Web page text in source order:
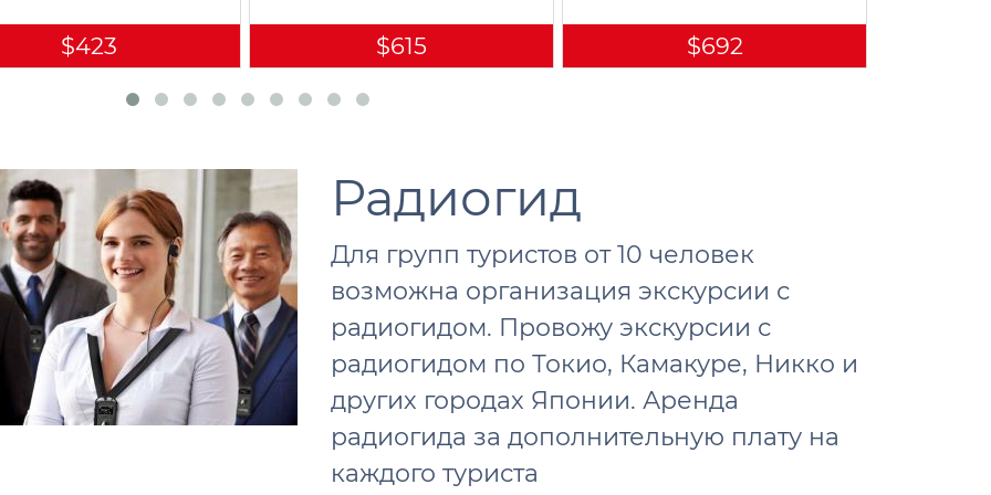
$423 $615 $692
Радиогид
Для групп туристов от 10 человек
возможна организация экскурсии с
радиогидом. Провожу экскурсии с
радиогидом по Токио, Камакуре, Никко и
других городах Японии. Аренда
радиогида за дополнительную плату на
каждого туриста